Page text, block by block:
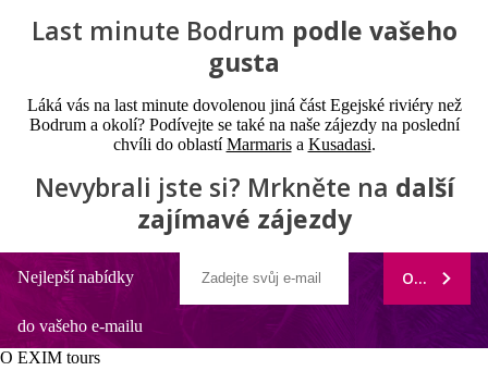
Last minute Bodrum podle vašeho
gusta
Láká vás na last minute dovolenou jiná část Egejské riviéry než
Bodrum a okolí? Podívejte se také na naše zájezdy na poslední
chvíli do oblastíMarmarisa Kusadasi.
Nevybrali jste si? Mrkněte na další
zajímavé zájezdy
Nejlepší nabídky
do vašeho e-mailu
ODEBÍRAT
O EXIM tours